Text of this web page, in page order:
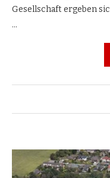
Gesellschaft ergeben
…